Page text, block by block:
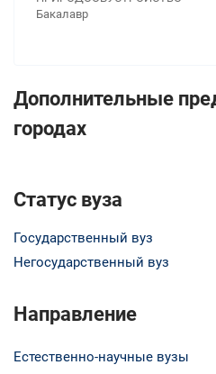
Бакалавр
Дополнительные
городах
Статус вуза
Государственный вуз
Негосударственный вуз
Направление
Естественно-научные вузы